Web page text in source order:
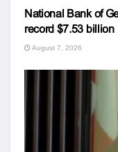
National Bank of
record $7.53 billion
August 7, 2026